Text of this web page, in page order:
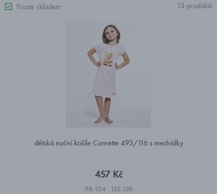
Pouze skladem 13 produktů
dětská noční košile Cornette 493/116 s medvídky
457 Kč
98-104 122-128